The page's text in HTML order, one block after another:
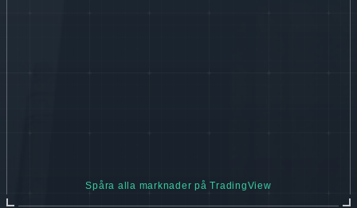
Spåra alla marknader på TradingView